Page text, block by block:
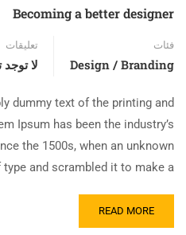
Becoming a better designer
فئات
Design / Branding
تعليقات
لا توجد
dummy text of the printing and
Ipsum has been the industry’s
the 1500s, when an unknown
and scrambled it to make a …
READ MORE